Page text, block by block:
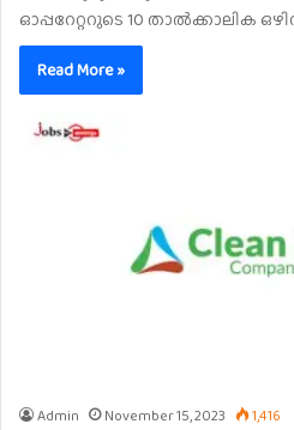
ഓപ്പറേറ്ററുടെ 10 താൽക്കാലിക
Read More »
Admin November 15, 2023 1,416